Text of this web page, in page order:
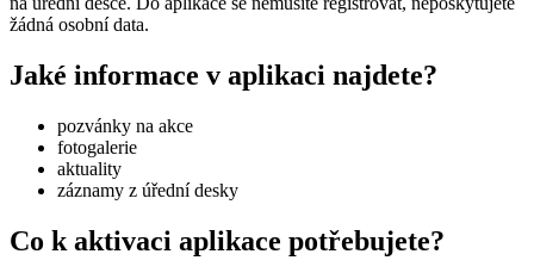
žádná osobní data.
Jaké informace v aplikaci najdete?
pozvánky na akce
fotogalerie
aktuality
záznamy z úřední desky
Co k aktivaci aplikace potřebujete?